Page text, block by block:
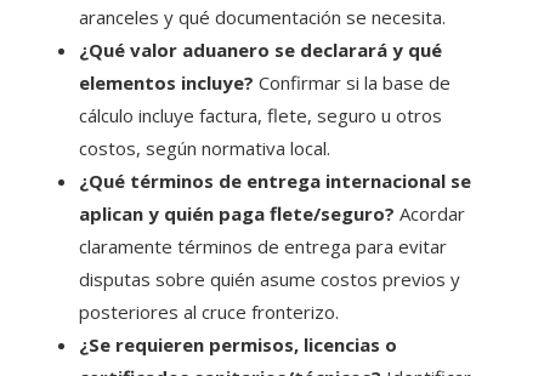
aranceles y qué documentación se necesita.
¿Qué valor aduanero se declarará y qué
elementos incluye? Confirmar si la base de
cálculo incluye factura, flete, seguro u otros
costos, según normativa local.
¿Qué términos de entrega internacional se
aplican y quién paga flete/seguro? Acordar
claramente términos de entrega para evitar
disputas sobre quién asume costos previos y
posteriores al cruce fronterizo.
¿Se requieren permisos, licencias o